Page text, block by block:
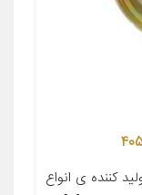
کننده ی انواع